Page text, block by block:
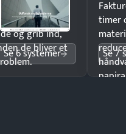
i
og grib ind,
de bliver et
Se 6 systemer
timer
Se 7